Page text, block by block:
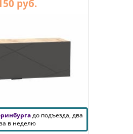
руб.
до подъезда, два
в неделю